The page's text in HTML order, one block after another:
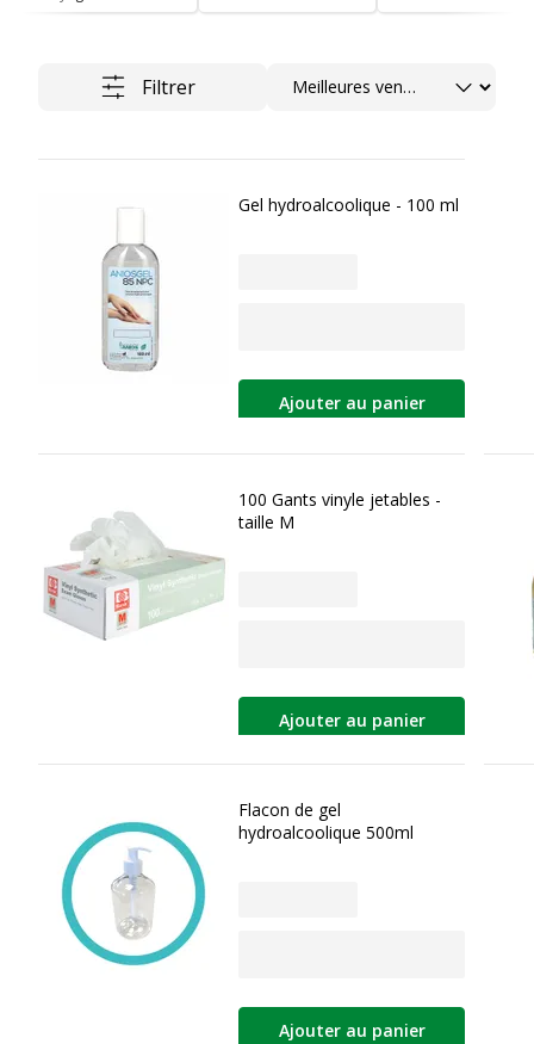
Filtrer Trier
Gel hydroalcoolique - 100 ml
Ajouter au panier
100 Gants vinyle jetables -
taille M
Ajouter au panier
Flacon de gel
hydroalcoolique 500ml
Ajouter au panier